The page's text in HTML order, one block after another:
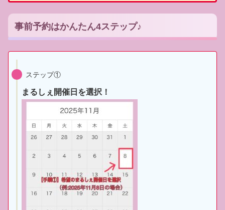
事前予約はかんたん4ステップ♪
ステップ①
まるしぇ開催日を選択！